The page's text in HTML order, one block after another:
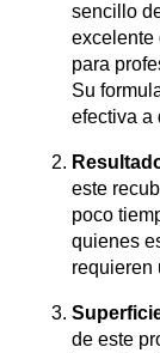
sencillo
excelente
para
Su
efectiva a
este
poco
quienes
requieren
de este